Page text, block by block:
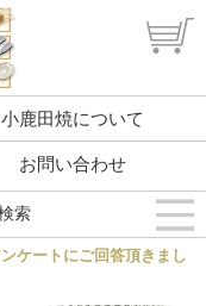
小鹿田焼について
お問い合わせ
ケートにご回答頂きまし
索